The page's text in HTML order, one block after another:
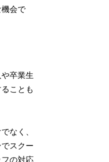
会で
卒業生
ことも
なく、
スクー
の対応